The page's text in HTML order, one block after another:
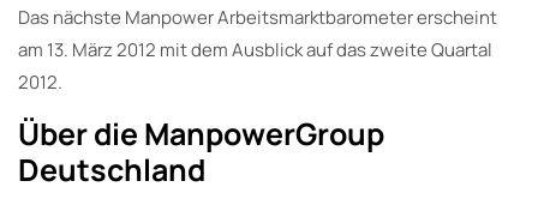
Das nächste Manpower Arbeitsmarktbarometer erscheint
am 13. März 2012 mit dem Ausblick auf das zweite Quartal
2012.
Über die ManpowerGroup
Deutschland